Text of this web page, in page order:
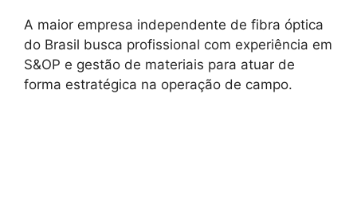
A maior empresa independente de fibra óptica
do Brasil busca profissional com experiência em
S&OP e gestão de materiais para atuar de
forma estratégica na operação de campo.